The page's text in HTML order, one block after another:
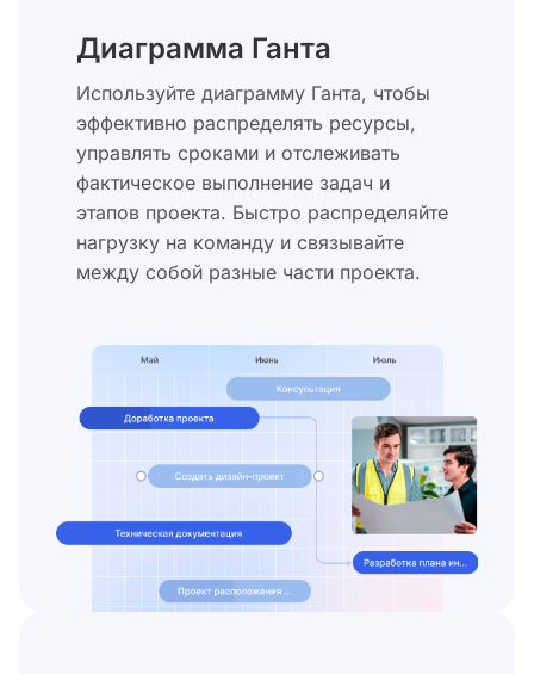
Диаграмма Ганта
Используйте диаграмму Ганта, чтобы
эффективно распределять ресурсы,
управлять сроками и отслеживать
фактическое выполнение задач и
этапов проекта. Быстро распределяйте
нагрузку на команду и связывайте
между собой разные части проекта.